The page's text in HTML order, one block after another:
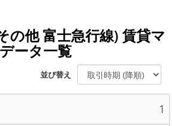
の他 富士急行線) 賃貸マ
ータ一覧
並び替え
1